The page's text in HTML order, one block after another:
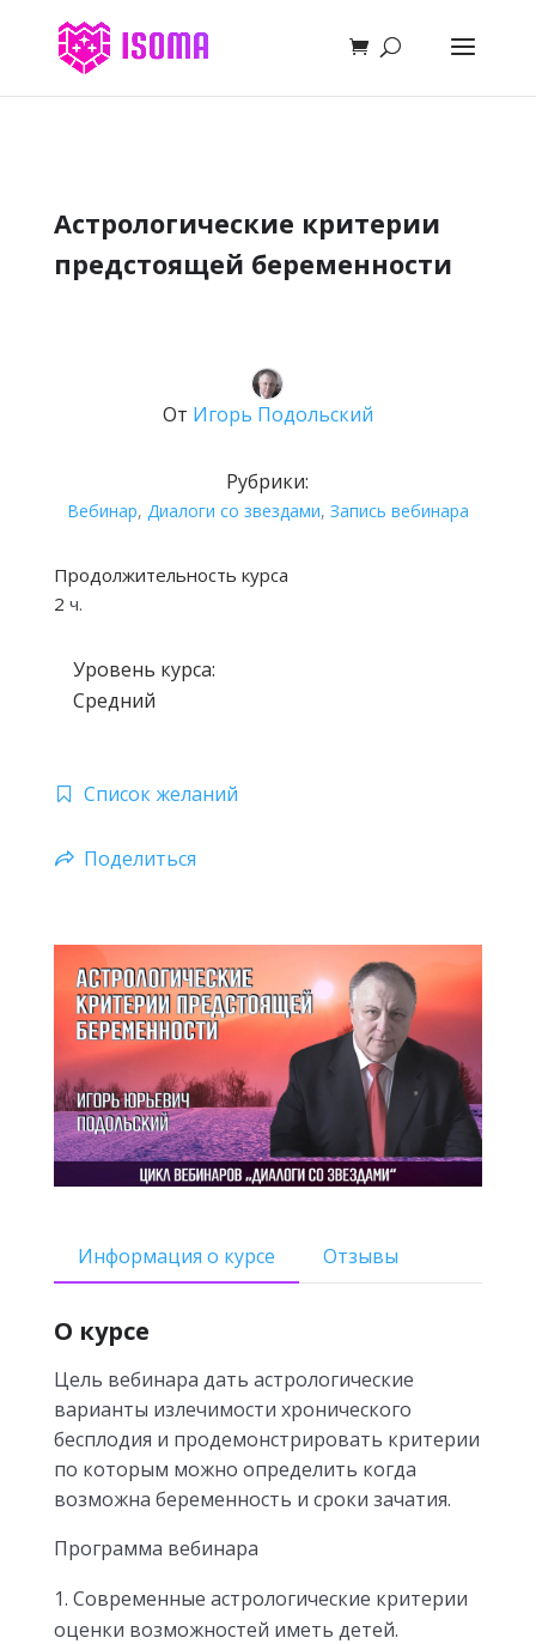
Астрологические критерии
предстоящей беременности
От Игорь Подольский
Рубрики:
Вебинар, Диалоги со звездами, Запись вебинара
Продолжительность курса
2 ч.
Уровень курса:
Средний
Список желаний
Поделиться
Информация о курсе Отзывы
О курсе
Цель вебинара дать астрологические
варианты излечимости хронического
бесплодия и продемонстрировать критерии
по которым можно определить когда
возможна беременность и сроки зачатия.
Программа вебинара
Современные астрологические критерии
оценки возможностей иметь детей.